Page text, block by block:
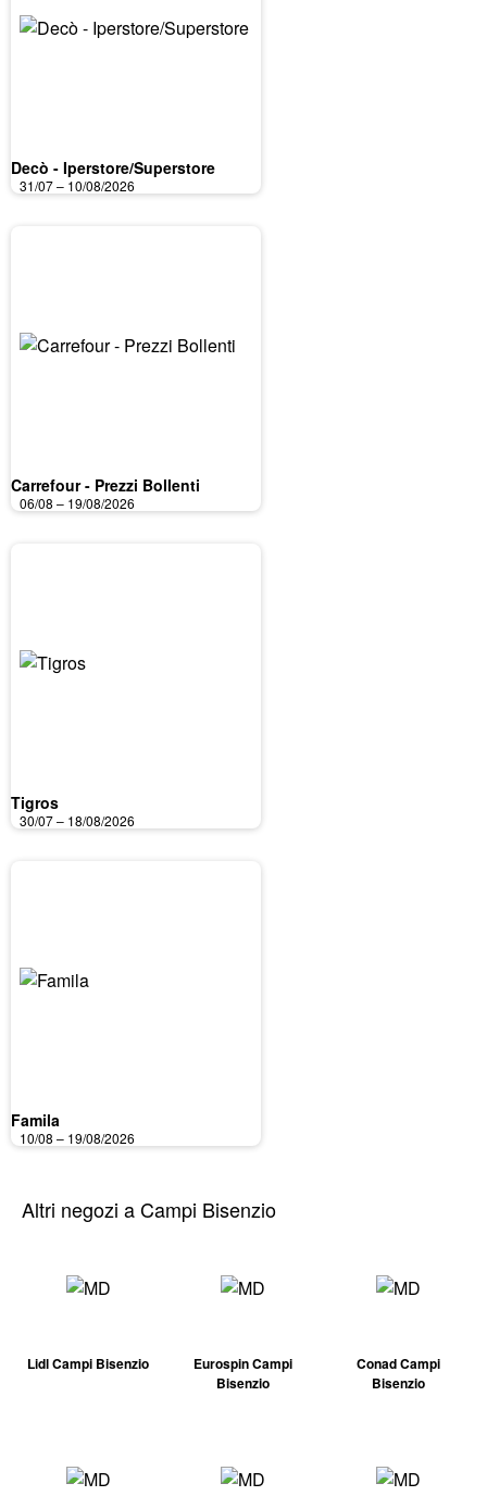
Decò - Iperstore/Superstore
31/07 – 10/08/2026
Carrefour - Prezzi Bollenti
06/08 – 19/08/2026
Tigros
30/07 – 18/08/2026
Famila
10/08 – 19/08/2026
Altri negozi a Campi Bisenzio
Lidl Campi Bisenzio
Eurospin Campi
Bisenzio
Conad Campi
Bisenzio